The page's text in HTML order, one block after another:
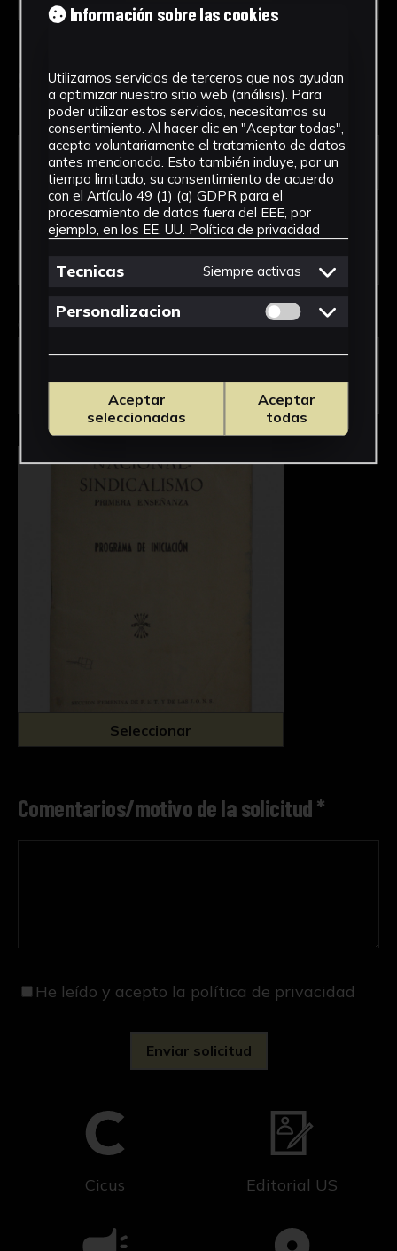
Solicitud de Servicio
Tipo de solicitud *
Tipo de uso *
Obra en la que está interesado/a*
FPED-0090/Programa de iniciación
Enseñanza)
Seleccionar
Comentarios/motivo de la solicitud *
He leído y acepto la política de privacidad
Cicus Editorial US
Información sobre las cookies
Utilizamos servicios de terceros que nos ayudan
a optimizar nuestro sitio web (análisis). Para
poder utilizar estos servicios, necesitamos su
consentimiento. Al hacer clic en "Aceptar todas",
acepta voluntariamente el tratamiento de datos
antes mencionado. Esto también incluye, por un
tiempo limitado, su consentimiento de acuerdo
con el Artículo 49 (1) (a) GDPR para el
procesamiento de datos fuera del EEE, por
ejemplo, en los EE. UU. Política de privacidad
Tecnicas Siempre activas
Personalizacion Permitir cookies
Aceptar
seleccionadas
Aceptar
todas